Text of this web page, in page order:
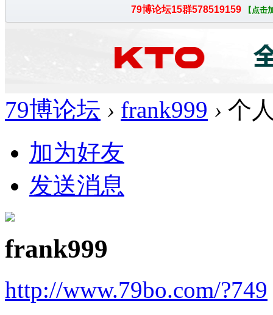
79博论坛 › frank999 › 个
加为好友
发送消息
frank999
http://www.79bo.com/?749